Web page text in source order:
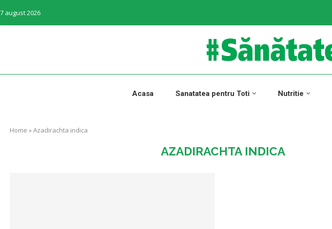
7 august 2026
Acasa Sanatatea pentru Toti Nutritie
Home »Azadirachta indica
AZADIRACHTA INDICA